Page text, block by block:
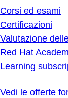
Corsi ed esami
Certificazioni
Valutazione
Red Hat
Learning
Vedi le offerte